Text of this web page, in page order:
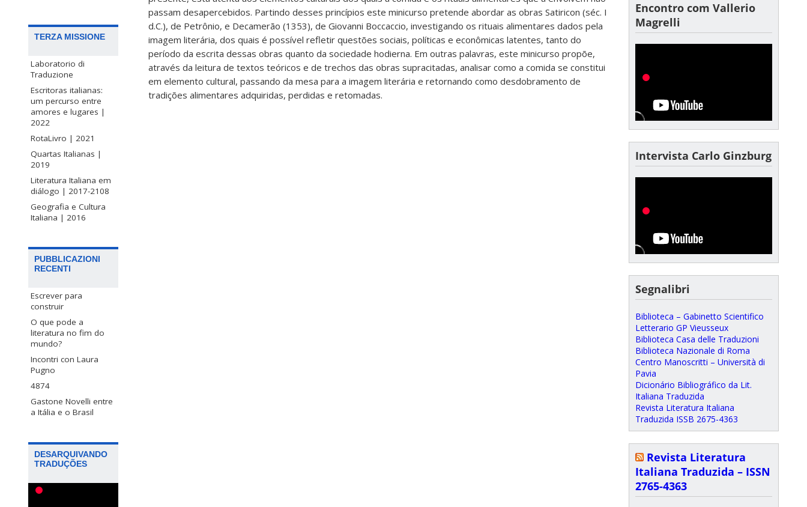
TERZA MISSIONE
Laboratorio di
Traduzione
Escritoras italianas:
um percurso entre
amores e lugares |
2022
RotaLivro | 2021
Quartas Italianas |
2019
Literatura Italiana em
diálogo | 2017-2108
Geografia e Cultura
Italiana | 2016
PUBBLICAZIONI
RECENTI
Escrever para
construir
O que pode a
literatura no fim do
mundo?
Incontri con Laura
Pugno
4874
Gastone Novelli entre
a Itália e o Brasil
DESARQUIVANDO
TRADUÇÕES
passam desapercebidos. Partindo desses princípios este minicurso pretende abordar as obras Satiricon (séc. I
d.C.), de Petrônio, e Decamerão (1353), de Giovanni Boccaccio, investigando os rituais alimentares dados pela
imagem literária, dos quais é possível refletir questões sociais, políticas e econômicas latentes, tanto do
período da escrita dessas obras quanto da sociedade hodierna. Em outras palavras, este minicurso propõe,
através da leitura de textos teóricos e de trechos das obras supracitadas, analisar como a comida se constitui
em elemento cultural, passando da mesa para a imagem literária e retornando como desdobramento de
tradições alimentares adquiridas, perdidas e retomadas.
Encontro com Vallerio
Magrelli
Intervista Carlo Ginzburg
Segnalibri
Biblioteca – Gabinetto Scientifico
Letterario GP Vieusseux
Biblioteca Casa delle Traduzioni
Biblioteca Nazionale di Roma
Centro Manoscritti – Università di
Pavia
Dicionário Bibliográfico da Lit.
Italiana Traduzida
Revista Literatura Italiana
Traduzida ISSB 2675-4363
Revista Literatura
Italiana Traduzida – ISSN
2765-4363